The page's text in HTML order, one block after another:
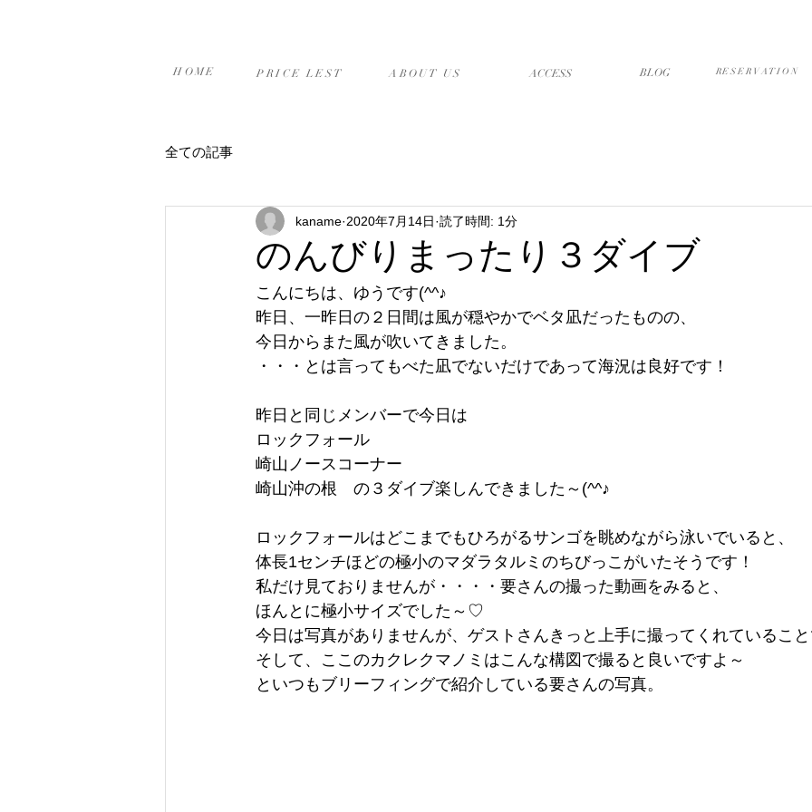
HOME PRICE LEST ABOUT US ​ACCESS BLOG RESERVATION
全ての記事
のんびりまったり３ダイブ
kaname 2020年7月14日 読了時間: 1分
こんにちは、ゆうです(^^♪
昨日、一昨日の２日間は風が穏やかでベタ凪だったものの、
今日からまた風が吹いてきました。
・・・とは言ってもべた凪でないだけであって海況は良好です！
昨日と同じメンバーで今日は
ロックフォール
崎山ノースコーナー
崎山沖の根　の３ダイブ楽しんできました～(^^♪
ロックフォールはどこまでもひろがるサンゴを眺めながら泳いでいると、
体長1センチほどの極小のマダラタルミのちびっこがいたそうです！
私だけ見ておりませんが・・・・要さんの撮った動画をみると、
ほんとに極小サイズでした～♡
今日は写真がありませんが、ゲストさんきっと上手に撮ってくれていること
そして、ここのカクレクマノミはこんな構図で撮ると良いですよ～
といつもブリーフィングで紹介している要さんの写真。